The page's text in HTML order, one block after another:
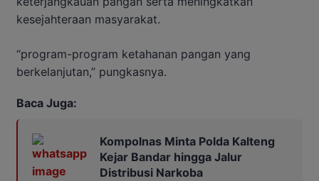
kesejahteraan masyarakat.
“program-program ketahanan pangan yang
berkelanjutan,” pungkasnya.
Baca Juga:
Kompolnas Minta Polda Kalteng
Kejar Bandar hingga Jalur
Distribusi Narkoba